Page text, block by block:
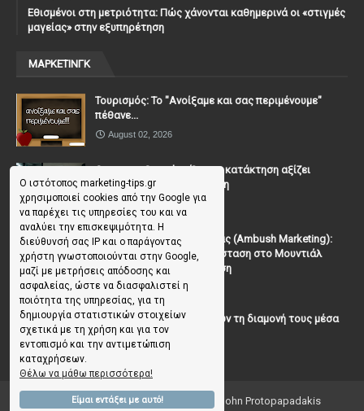
Ο ιστότοπος marketing-tips.gr
χρησιμοποιεί cookies από την Google για
να παρέχει τις υπηρεσίες του και να
αναλύει την επισκεψιμότητα. Η
διεύθυνσή σας IP και ο παράγοντας
χρήστη γνωστοποιούνται στην Google,
μαζί με μετρήσεις απόδοσης και
ασφαλείας, ώστε να διασφαλιστεί η
ποιότητα της υπηρεσίας, για τη
δημιουργία στατιστικών στοιχείων
σχετικά με τη χρήση και για τον
εντοπισμό και την αντιμετώπιση
καταχρήσεων.
Θέλω να μάθω περισσότερα!
Είμαι εντάξει με αυτό!
Εθισμένοι στη μετριότητα: Πώς χάνονται καθημερινά οι «στιγμές
μαγείας» στην εξυπηρέτηση
ΜΑΡΚΕΤΙΝΓΚ
Τουρισμός: Το "Ανοίξαμε και σας περιμένουμε"
πέθανε...
August 02, 2026
Casanova Complex: Όταν η κατάκτηση αξίζει
περισσότερο από τη σχέση
July 31, 2026
To Μάρκετινγκ της Ενέδρας (Ambush Marketing):
Πώς να κλέψεις την παράσταση στο Μουντιάλ
χωρίς (επίσημη) πρόσκληση
July 19, 2026
Γιατί οι επισκέπτες ξεχνούν τη διαμονή τους μέσα
σε 48 ώρες;
July 10, 2026
Copyright ©2026 Marketing Tips | by John Protopapadakis